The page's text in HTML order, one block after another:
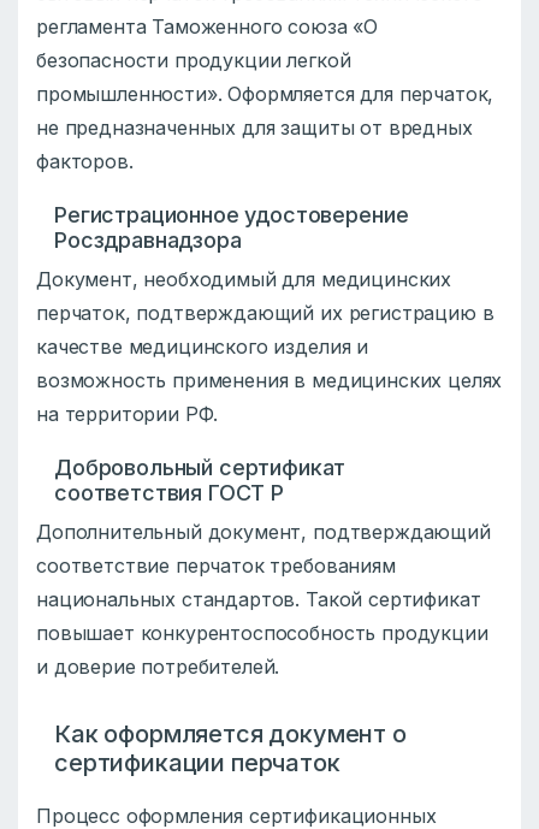
регламента Таможенного союза «О
безопасности продукции легкой
промышленности». Оформляется для перчаток,
не предназначенных для защиты от вредных
факторов.
Регистрационное удостоверение
Росздравнадзора
Документ, необходимый для медицинских
перчаток, подтверждающий их регистрацию в
качестве медицинского изделия и
возможность применения в медицинских целях
на территории РФ.
Добровольный сертификат
соответствия ГОСТ Р
Дополнительный документ, подтверждающий
соответствие перчаток требованиям
национальных стандартов. Такой сертификат
повышает конкурентоспособность продукции
и доверие потребителей.
Как оформляется документ о
сертификации перчаток
Процесс оформления сертификационных